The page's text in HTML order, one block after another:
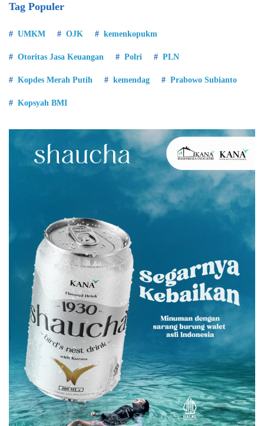
Tag Populer
UMKM OJK kemenkopukm
Otoritas Jasa Keuangan Polri PLN
Kopdes Merah Putih kemendag Prabowo Subianto
Kopsyah BMI